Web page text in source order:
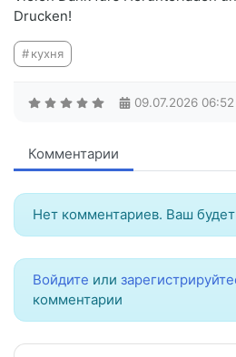
Drucken!
кухня
09.07.2026 06:52
Комментарии
Нет комментариев. Ваш
Войдите или
комментарии